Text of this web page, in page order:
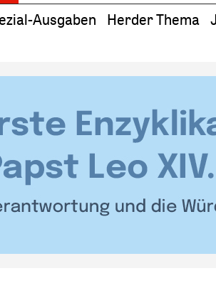
Ausgaben Herder Thema